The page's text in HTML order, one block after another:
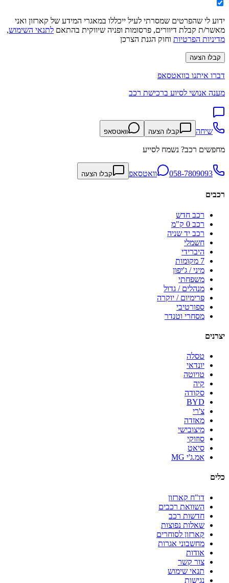
ידוע לי שהפרטים שמסרתי לעיל ייכללו במאגרי המידע של קארזון ואני
מאשר/ת קבלת דיוורים, פרסומות ופניה שיווקית בהתאם לתנאי השימוש,
מדיניות הפרטיות וחוק הגנת הצרכן
קבלו הצעה
דברו איתנו בוואטסאפ
מענה אנושי לסיוע ברכישת רכב
שיחה קבלו הצעה וואטסאפ
מחפשים רכב? נשמח לסייע
058-7809093 וואטסאפ קבלו הצעה
רכבים
רכב חדש
רכב 0 ק"מ
רכב יד שניה
חשמלי
היברידי
7 מקומות
מיני / ג'יפון
משפחתי
מנהלים / גדול
פרימיום / יוקרה
ספורטיבי
מסחרי וטנדר
יצרנים
טסלה
יונדאי
טויוטה
קיה
סקודה
BYD
צ'רי
מאזדה
מיצובישי
סוזוקי
סיאט
אמ.ג'י MG
כלים
דו"ח קארזון
השוואת רכבים
חדשות רכב
שאלות נפוצות
קארזון לסוחרים
מחשבוני אגרות
אודות
צור קשר
תנאי שימוש
נגישות